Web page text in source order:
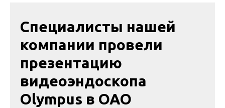
Специалисты нашей
компании провели
презентацию
видеоэндоскопа
Olympus в ОАО